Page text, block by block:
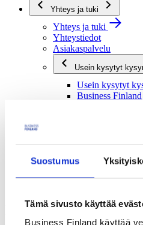
Suostumus
Tämä sivusto käyttää
Business Finland käyttää
Yhteys ja tuki
Yhteys ja tuki
Yhteystiedot
Asiakaspalvelu
Usein kysytyt
Usein kysytyt
Business Finland
My Business
Määritelmät
Kirjaudu